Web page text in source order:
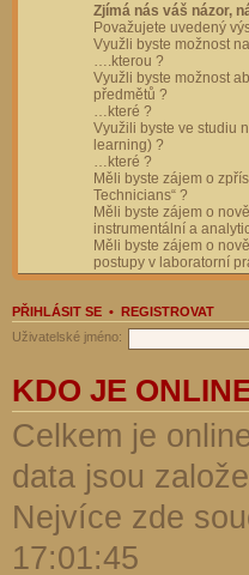
Zjímá nás váš názor,
Považujete uvedený
Využli byste možnost
….kterou ?
Využli byste možnost
předmětů ?
…které ?
Využili byste ve studiu
learning) ?
…které ?
Měli byste zájem o
Technicians“ ?
Měli byste zájem o
instrumentální a
Měli byste zájem o
postupy v laboratorní
PŘIHLÁSIT SE • REGISTROVAT
Uživatelské jméno:
KDO JE
Celkem je
data jsou
Nejvíce zde
17:01:45